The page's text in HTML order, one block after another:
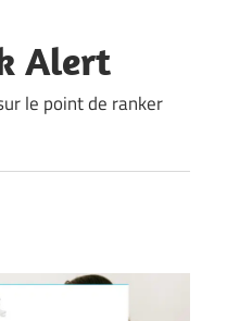
Alert
le point de ranker